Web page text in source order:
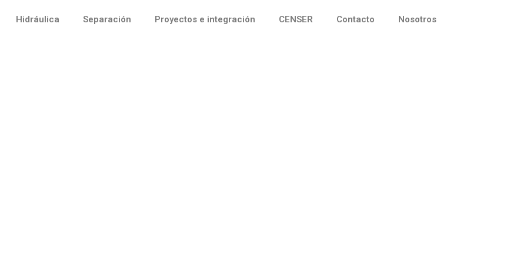
Hidráulica Separación Proyectos e integración CENSER Contacto Nosotros